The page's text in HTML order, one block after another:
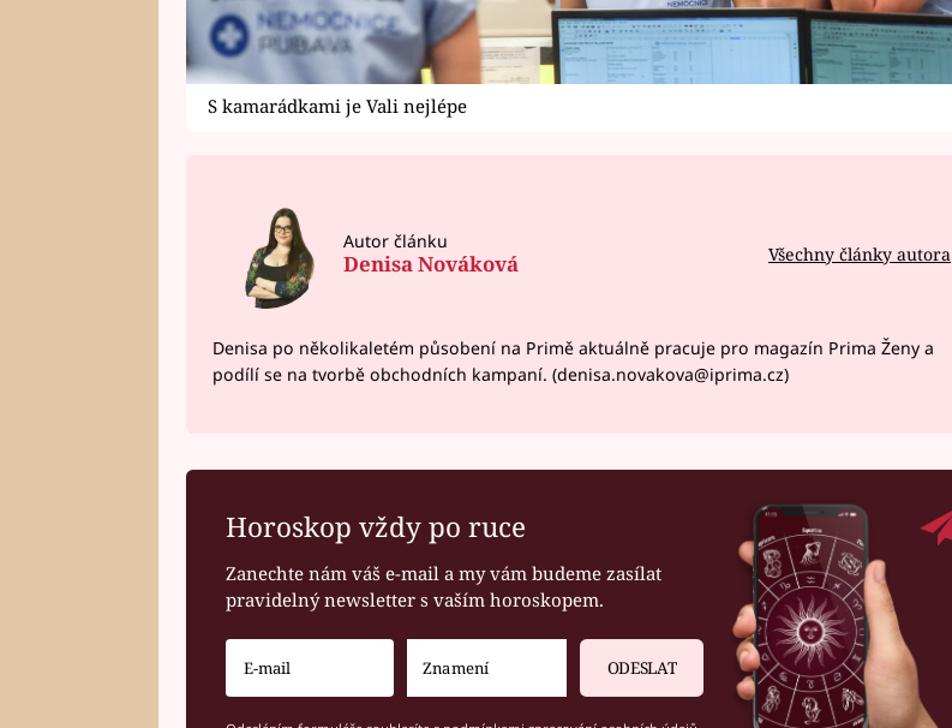
S kamarádkami je Vali nejlépe
Autor článku
Denisa Nováková Všechny články autora
Denisa po několikaletém působení na Primě aktuálně pracuje pro magazín Prima Ženy a
podílí se na tvorbě obchodních kampaní. (denisa.novakova@iprima.cz)
Horoskop vždy po ruce
Zanechte nám váš e-mail a my vám budeme zasílat
pravidelný newsletter s vaším horoskopem.
ODESLAT